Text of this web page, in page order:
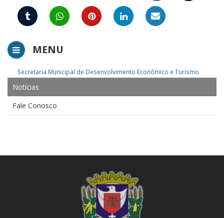
MENU
Secretaria Municipal de Desenvolvimento Econômico e Turismo
Notícias
Fale Conosco